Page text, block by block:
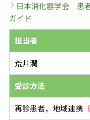
日本消化器学会 患
ガイド
担当者
荒井潤
受診方法
再診患者，地域連携